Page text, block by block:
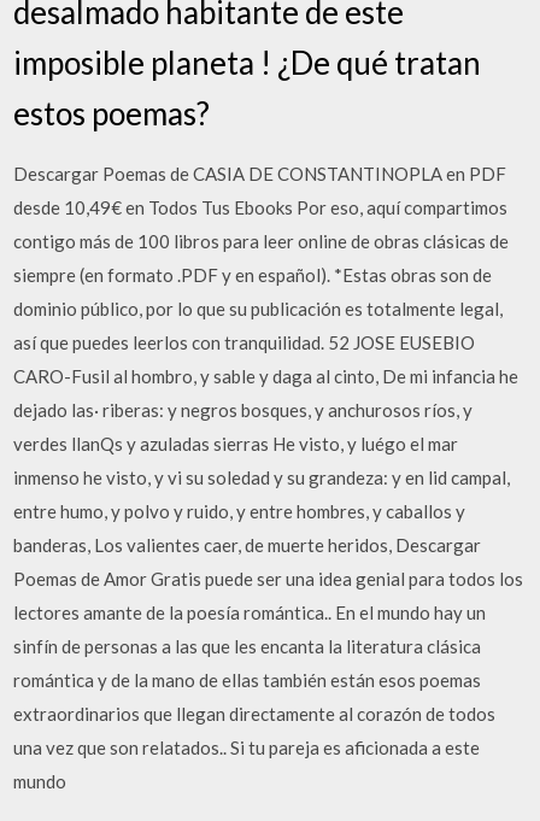
desalmado habitante de este
imposible planeta ! ¿De qué tratan
estos poemas?
Descargar Poemas de CASIA DE CONSTANTINOPLA en PDF
desde 10,49€ en Todos Tus Ebooks Por eso, aquí compartimos
contigo más de 100 libros para leer online de obras clásicas de
siempre (en formato .PDF y en español). *Estas obras son de
dominio público, por lo que su publicación es totalmente legal,
así que puedes leerlos con tranquilidad. 52 JOSE EUSEBIO
CARO-Fusil al hombro, y sable y daga al cinto, De mi infancia he
dejado las· riberas: y negros bosques, y anchurosos ríos, y
verdes llanQs y azuladas sierras He visto, y luégo el mar
inmenso he visto, y vi su soledad y su grandeza: y en lid campal,
entre humo, y polvo y ruido, y entre hombres, y caballos y
banderas, Los valientes caer, de muerte heridos, Descargar
Poemas de Amor Gratis puede ser una idea genial para todos los
lectores amante de la poesía romántica.. En el mundo hay un
sinfín de personas a las que les encanta la literatura clásica
romántica y de la mano de ellas también están esos poemas
extraordinarios que llegan directamente al corazón de todos
una vez que son relatados.. Si tu pareja es aficionada a este
mundo